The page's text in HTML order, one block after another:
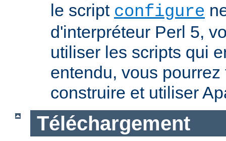
le script configure
d'interpréteur Perl 5,
utiliser les scripts qui
entendu, vous
construire et utiliser
Téléchargement